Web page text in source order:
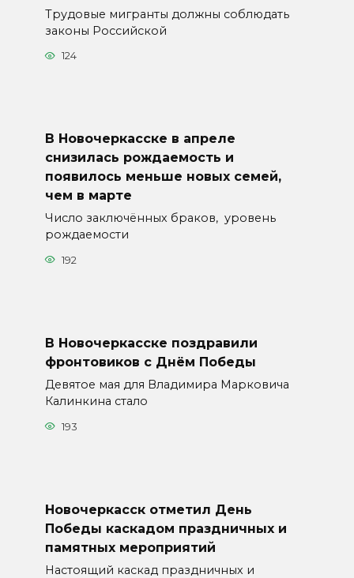
Трудовые мигранты должны соблюдать
законы Российской
124
В Новочеркасске в апреле
снизилась рождаемость и
появилось меньше новых семей,
чем в марте
Число заключённых браков, уровень
рождаемости
192
В Новочеркасске поздравили
фронтовиков с Днём Победы
Девятое мая для Владимира Марковича
Калинкина стало
193
Новочеркасск отметил День
Победы каскадом праздничных и
памятных мероприятий
Настоящий каскад праздничных и